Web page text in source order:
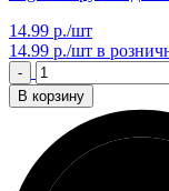
14.99 р./шт
14.99 р./шт в
-
В корзину